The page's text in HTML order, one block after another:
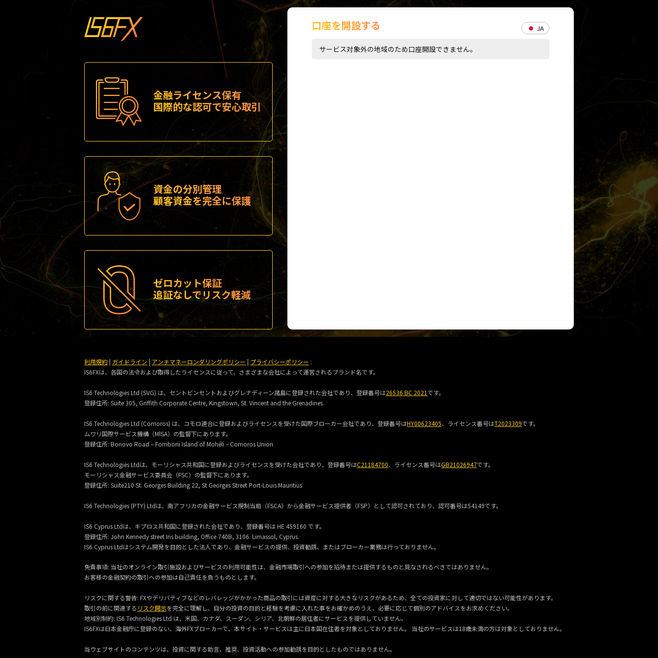
口座を開設する JA
サービス対象外の地域のため口座開設できません。
金融ライセンス保有
国際的な認可で安心取引
資金の分別管理
顧客資金を完全に保護
ゼロカット保証
追証なしでリスク軽減
利用規約| ガイドライン | アンチマネーロンダリングポリシー | プライバシーポリシー :
IS6FXは、各国の法令および取得したライセンスに従って、さまざまな会社によって運営されるブランド名です。
IS6 Technologies Ltd (SVG) は、セントビンセントおよびグレナディーン諸島に登録された会社であり、登録番号は26536 BC 2021です。
登録住所: Suite 305, Griffith Corporate Centre, Kingstown, St. Vincent and the Grenadines.
IS6 Technologies Ltd (Comoros) は、コモロ連合に登録およびライセンスを受けた国際ブローカー会社であり、登録番号はHY00623405、ライセンス番号はT2023309です。
ムワリ国際サービス機構（MlSA）の監督下にあります。
登録住所: Bonovo Road – Fomboni Island of Mohéli – Comoros Union
IS6 Technologies Ltdは、モーリシャス共和国に登録およびライセンスを受けた会社であり、登録番号はC21184700、ライセンス番号はGB21026947です。
モーリシャス金融サービス委員会（FSC）の監督下にあります。
登録住所: Suite210 St. Georges Building 22, St Georges Street Port-Louis Mauritius
IS6 Technologies (PTY) Ltdは、南アフリカの金融サービス規制当局（FSCA）から金融サービス提供者（FSP）として認可されており、認可番号は54149です。
IS6 Cyprus Ltdは、キプロス共和国に登録された会社であり、登録番号は HE 459160 です。
登録住所: John Kennedy street Iris building, Office 740B, 3106. Limassol, Cyprus.
IS6 Cyprus Ltdはシステム開発を目的とした法人であり、金融サービスの提供、投資勧誘、またはブローカー業務は行っておりません。
免責事項: 当社のオンライン取引施設およびサービスの利用可能性は、金融市場取引への参加を招待または提供するものと見なされるべきではありません。
お客様の金融契約の取引への参加は自己責任を負うものとします。
リスクに関する警告: FXやデリバティブなどのレバレッジがかかった商品の取引には資産に対する大きなリスクがあるため、全ての投資家に対して適切ではない可能性があります。
取引の前に関連する リスク開示を完全に理解し、自分の投資の目的と経験を考慮に入れた事をお確かめのうえ、必要に応じて個別のアドバイスをお求めください。
地域別制約: IS6 Technologies Ltd は、米国、カナダ、スーダン、シリア、北朝鮮の居住者にサービスを提供していません。
IS6FXは日本金融庁に登録のない、海外FXブローカーで、本サイト・サービスは主に日本国在住者を対象としておりません。 当社のサービスは18歳未満の方は対象としておりません。
当ウェブサイトのコンテンツは、投資に関する助言、推奨、投資活動への参加勧誘を目的としたものではありません。